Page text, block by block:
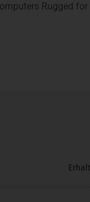
Rugged for